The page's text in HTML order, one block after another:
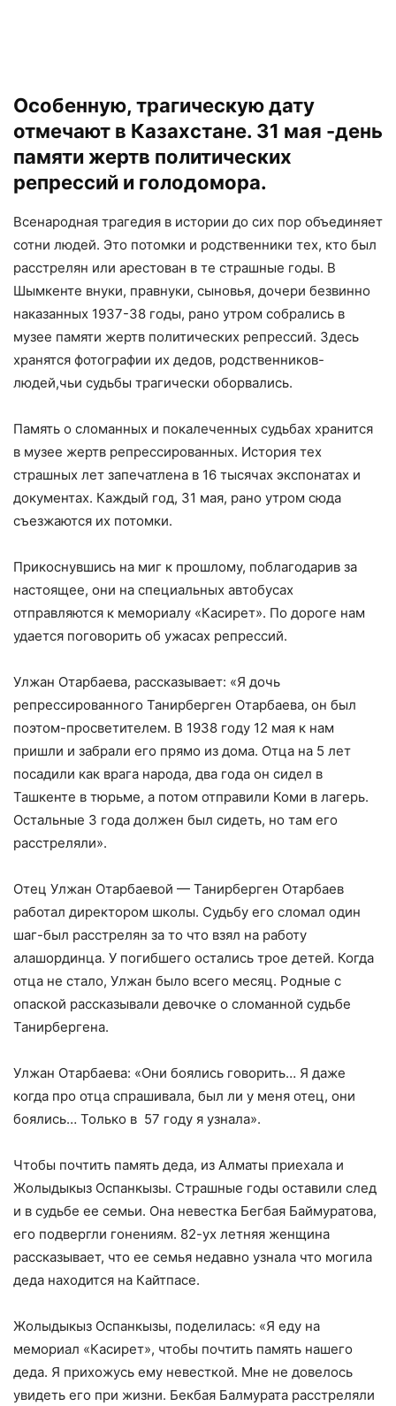
Особенную, трагическую дату
отмечают в Казахстане. 31 мая -день
памяти жертв политических
репрессий и голодомора.
Всенародная трагедия в истории до сих пор объединяет
сотни людей. Это потомки и родственники тех, кто был
расстрелян или арестован в те страшные годы. В
Шымкенте внуки, правнуки, сыновья, дочери безвинно
наказанных 1937-38 годы, рано утром собрались в
музее памяти жертв политических репрессий. Здесь
хранятся фотографии их дедов, родственников-
людей,чьи судьбы трагически оборвались.
Память о сломанных и покалеченных судьбах хранится
в музее жертв репрессированных. История тех
страшных лет запечатлена в 16 тысячах экспонатах и
документах. Каждый год, 31 мая, рано утром сюда
съезжаются их потомки.
Прикоснувшись на миг к прошлому, поблагодарив за
настоящее, они на специальных автобусах
отправляются к мемориалу «Касирет». По дороге нам
удается поговорить об ужасах репрессий.
Улжан Отарбаева, рассказывает: «Я дочь
репрессированного Танирберген Отарбаева, он был
поэтом-просветителем. В 1938 году 12 мая к нам
пришли и забрали его прямо из дома. Отца на 5 лет
посадили как врага народа, два года он сидел в
Ташкенте в тюрьме, а потом отправили Коми в лагерь.
Остальные 3 года должен был сидеть, но там его
расстреляли».
Отец Улжан Отарбаевой — Танирберген Отарбаев
работал директором школы. Судьбу его сломал один
шаг-был расстрелян за то что взял на работу
алашординца. У погибшего остались трое детей. Когда
отца не стало, Улжан было всего месяц. Родные с
опаской рассказывали девочке о сломанной судьбе
Танирбергена.
Улжан Отарбаева: «Они боялись говорить… Я даже
когда про отца спрашивала, был ли у меня отец, они
боялись… Только в 57 году я узнала».
Чтобы почтить память деда, из Алматы приехала и
Жолыдыкыз Оспанкызы. Страшные годы оставили след
и в судьбе ее семьи. Она невестка Бегбая Баймуратова,
его подвергли гонениям. 82-ух летняя женщина
рассказывает, что ее семья недавно узнала что могила
деда находится на Кайтпасе.
Жолыдыкыз Оспанкызы, поделилась: «Я еду на
мемориал «Касирет», чтобы почтить память нашего
деда. Я прихожусь ему невесткой. Мне не довелось
увидеть его при жизни. Бекбая Балмурата расстреляли